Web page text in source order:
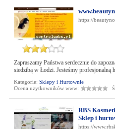
https://
Zapraszamy Państwa serdecznie do
siedzibą w Łodzi. Jesteśmy profesjonalną
Kategorie: Sklepy i Hurtownie
Ocena użytkowników www:
RBS
Sklep i
https://